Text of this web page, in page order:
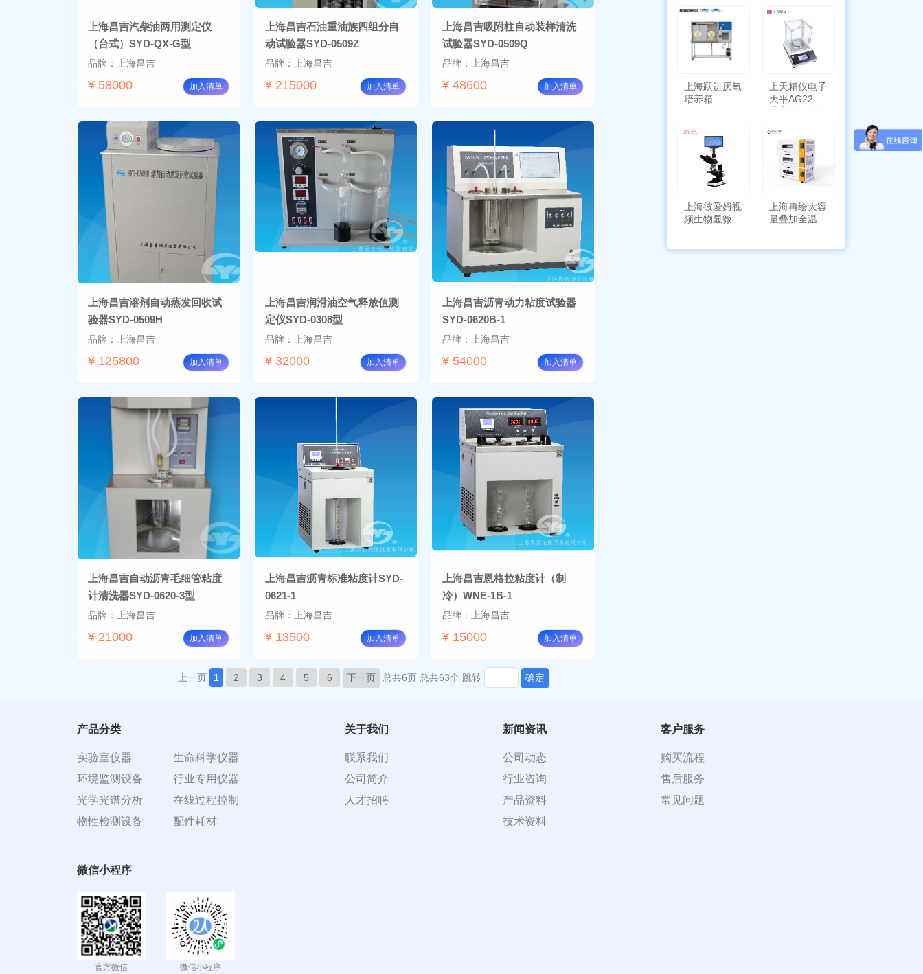
上海昌吉汽柴油两用测定仪
（台式）SYD-QX-G型
品牌：上海昌吉
¥ 58000 加入清单
上海昌吉石油重油族四组分自
动试验器SYD-0509Z
品牌：上海昌吉
¥ 215000 加入清单
上海昌吉吸附柱自动装样清洗
试验器SYD-0509Q
品牌：上海昌吉
¥ 48600 加入清单
上海昌吉溶剂自动蒸发回收试
验器SYD-0509H
品牌：上海昌吉
¥ 125800 加入清单
上海昌吉润滑油空气释放值测
定仪SYD-0308型
品牌：上海昌吉
¥ 32000 加入清单
上海昌吉沥青动力粘度试验器
SYD-0620B-1
品牌：上海昌吉
¥ 54000 加入清单
上海昌吉自动沥青毛细管粘度
计清洗器SYD-0620-3型
品牌：上海昌吉
¥ 21000 加入清单
上海昌吉沥青标准粘度计SYD-
0621-1
品牌：上海昌吉
¥ 13500 加入清单
上海昌吉恩格拉粘度计（制
冷）WNE-1B-1
品牌：上海昌吉
¥ 15000 加入清单
上一页 1 2 3 4 5 6 下一页 总共6页 总共63个 跳转 确定
上海跃进厌氧
培养箱
上天精仪电子
天平AG2255
上海彼爱姆视
频生物显微镜
上海冉绘大容
量叠加全温恒
产品分类
实验室仪器
环境监测设备
光学光谱分析
物性检测设备
生命科学仪器
行业专用仪器
在线过程控制
配件耗材
关于我们
联系我们
公司简介
人才招聘
新闻资讯
公司动态
行业咨询
产品资料
技术资料
客户服务
购买流程
售后服务
常见问题
微信小程序
官方微信 微信小程序